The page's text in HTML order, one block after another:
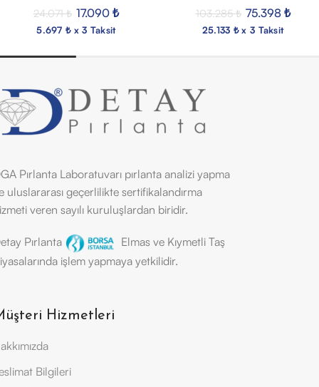
24.071₺ 17.090 ₺
5.697 ₺ x 3 Taksit
103.285₺ 75.398 ₺
25.133 ₺ x 3 Taksit
Pırlanta Laboratuvarı pırlanta analizi yapma
uluslararası geçerlilikte sertifikalandırma
veren sayılı kuruluşlardan biridir.
Pırlanta
Elmas ve Kıymetli Taş
işlem yapmaya yetkilidir.
Hizmetleri
Bilgileri